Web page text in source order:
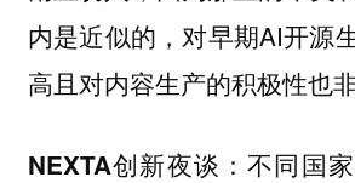
内是近似的，对早期AI开源
高且对内容生产的积极性也非
NEXTA创新夜谈 ：不同国